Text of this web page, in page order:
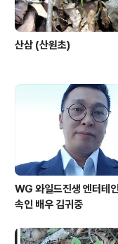
산삼 (산원초)
WG 와일드진생 엔터테
속인 배우 김귀중